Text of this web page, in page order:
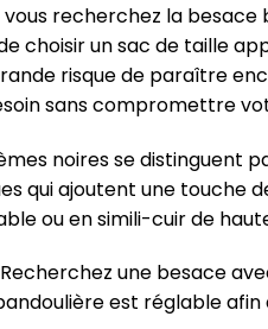
recherchez la besace
choisir un sac de taille
risque de paraître
sans compromettre
noires se distinguent
qui ajoutent une touche
ou en simili-cuir de
une besace
est réglable